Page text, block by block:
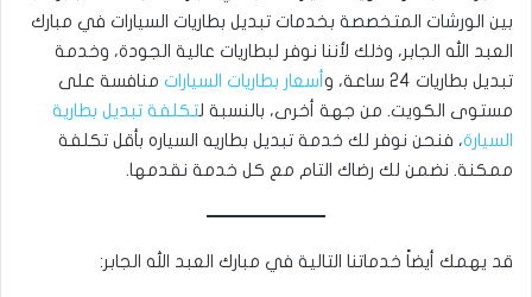
بين الورشات المتخصصة بخدمات تبديل بطاريات السيارات في مبارك
العبد الله الجابر، وذلك لأننا نوفر لبطاريات عالية الجودة، وخدمة
تبديل بطاريات 24 ساعة، و
أسعار بطاريات السيارات منافسة على
مستوى الكويت. من جهة أخرى، بالنسبة لتكلفة تبديل بطارية
السيارة، فنحن نوفر لك خدمة تبديل بطاريه السياره بأقل تكلفة
ممكنة. نضمن لك رضاك التام مع كل خدمة نقدمها.
قد يهمك أيضاً خدماتنا التالية في مبارك العبد الله الجابر: